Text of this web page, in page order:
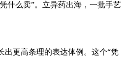
什么卖”。立异药出海，一批手艺
更高条理的表达体例。这个“凭